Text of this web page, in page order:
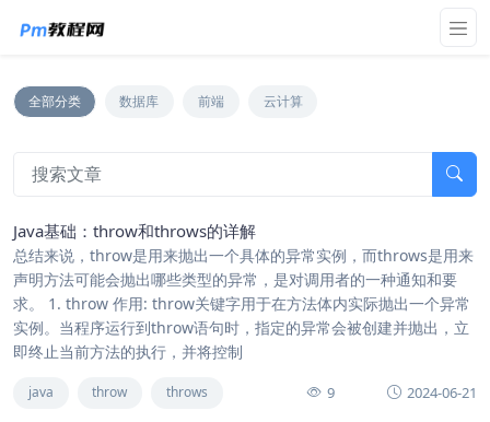
全部分类 数据库 前端 云计算
Java基础：throw和throws的详解
总结来说，throw是用来抛出一个具体的异常实例，而throws是用来
声明方法可能会抛出哪些类型的异常，是对调用者的一种通知和要
求。 1. throw 作用: throw关键字用于在方法体内实际抛出一个异常
实例。当程序运行到throw语句时，指定的异常会被创建并抛出，立
即终止当前方法的执行，并将控制
java throw throws 9 2024-06-21